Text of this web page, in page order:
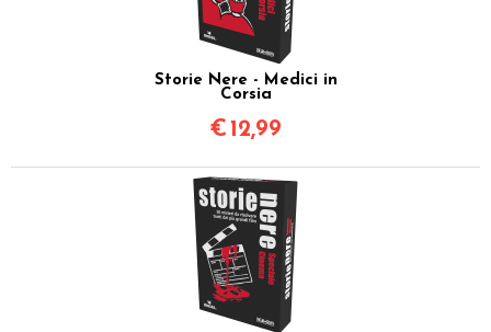
Storie Nere - Medici in
Corsia
€ 12,99